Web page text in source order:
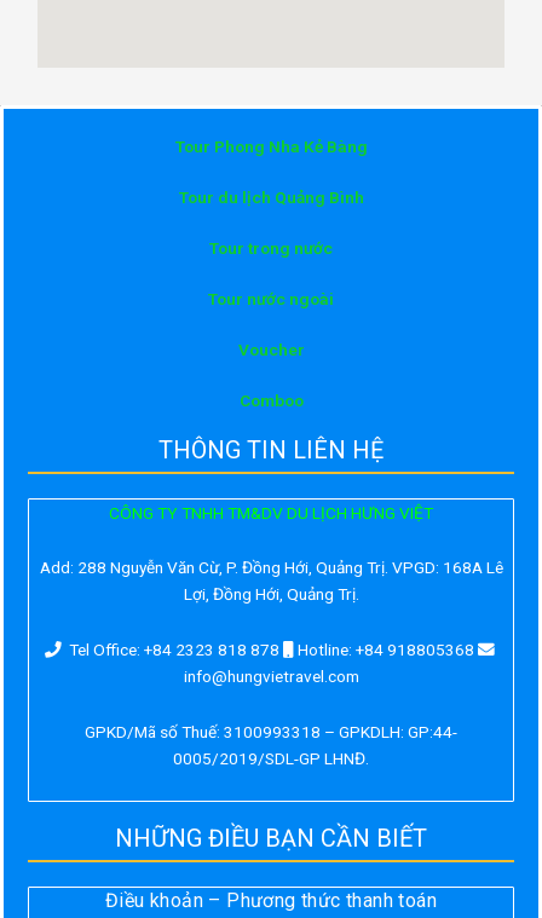
Tour Phong Nha Kẻ Bàng
Tour du lịch Quảng Bình
Tour trong nước
Tour nước ngoài
Voucher
Comboo
THÔNG TIN LIÊN HỆ
CÔNG TY TNHH TM&DV DU LỊCH HƯNG VIỆT
Add: 288 Nguyễn Văn Cừ, P. Đồng Hới, Quảng Trị. VPGD: 168A Lê
Lợi, Đồng Hới, Quảng Trị.
Tel Office: +84 2323 818 878
Hotline: +84 918805368
info@hungvietravel.com
GPKD/Mã số Thuế: 3100993318 – GPKDLH: GP:44-
0005/2019/SDL-GP LHNĐ.
NHỮNG ĐIỀU BẠN CẦN BIẾT
Điều khoản – Phương thức thanh toán